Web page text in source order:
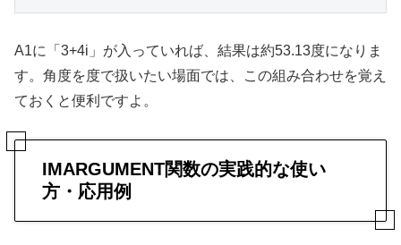
A1に「3+4i」が入っていれば、結果は約53.13度になりま
す。角度を度で扱いたい場面では、この組み合わせを覚え
ておくと便利ですよ。
IMARGUMENT関数の実践的な使い
方・応用例